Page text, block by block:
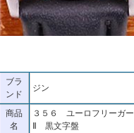
ブラ
ンド
ジン
商品
名
３５６ ユーロフリーガー
Ⅱ 黒文字盤